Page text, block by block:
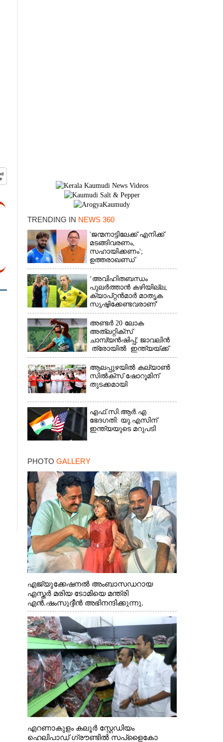
TRENDING IN NEWS 360
'ജന്മനാട്ടിലേക്ക് എനിക്ക്
മടങ്ങിവരണം,
സഹായിക്കണം';
ഉത്തരാഖണ്ഡ്
മുഖ്യമന്ത്രിയോട്
അപേക്ഷയുമായി ഋഷഭ്
പന്ത്
‘അവിഹിതബന്ധം
പുലർത്താൻ കഴിയില്ല,​
ക്യാപ്റ്റൻമാർ മാതൃക
സൃഷ്ടിക്കേണ്ടവരാണ്'
വിമർശനവുമായി ക്രിക്കറ്റ്
താരത്തിന്റെ ഭാര്യ
അണ്ടർ 20 ലോക
അത്‌ലറ്റിക്സ്
ചാമ്പ്യൻഷിപ്പ്; ജാവലിൻ
ത്രോയിൽ ഇന്ത്യയ്ക്ക്
വെള്ളി
ആലപ്പുഴയിൽ കല്യാൺ
സിൽക്‌സ് ഷോറൂമിന്
തുടക്കമായി
എഫ്.സി.ആർ.എ
ഭേദഗതി: യു.എസിന്
ഇന്ത്യയുടെ മറുപടി
PHOTO GALLERY
എജ്യുക്കേഷനൽ അംബാസഡറായ
എസ്തർ മരിയ ടോമിയെ മന്ത്രി
എൻ.ഷംസുദ്ദീൻ അഭിനന്ദിക്കുന്നു.
എറണാകുളം കലൂർ സ്റ്റേഡിയം
ഹെലിപാഡ് ഗ്രൗണ്ടിൽ സപ്ളൈകോ
×